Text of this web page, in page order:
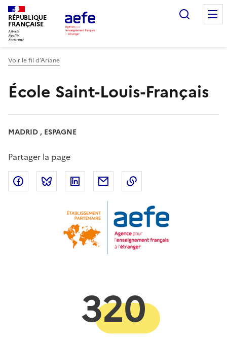
Aller
au
contenu
principal
RÉPUBLIQUE
FRANÇAISE
Voir le fil d’Ariane
École Saint-Louis-Français
MADRID , ESPAGNE
Partager la page
Partager sur Facebook
Partager sur Bluesky
Partager sur LinkedIn
Partager par email
320